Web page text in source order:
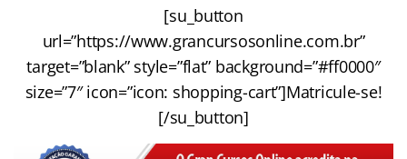
[su_button
url=”https://www.grancursosonline.com.br”
target=”blank” style=”flat” background=”#ff0000″
size=”7″ icon=”icon: shopping-cart”]Matricule-se!
[/su_button]